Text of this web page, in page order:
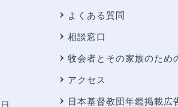
よくある質問
相談窓口
牧会者とその家族のため
アクセス
日本基督教団年鑑掲載広